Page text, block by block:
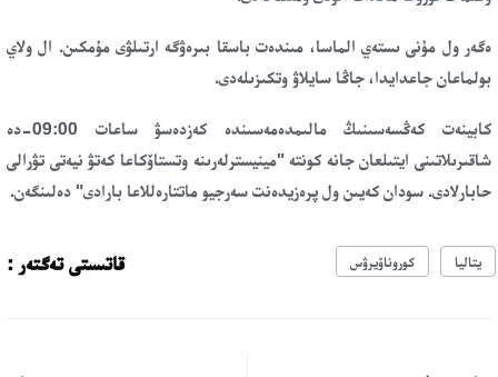
ەگەر ول مۇنى ىستەي الماسا، مىندەت باسقا بىرەۋگە ارتىلۋى مۇمكىن. ال ولاي
بولماعان جاعدايدا، جاڭا سايلاۋ وتكىزىلەدى.
كابينەت كەڭسەسىنىڭ مالىمدەمەسىندە كەزدەسۋ ساعات 09:00-دە
شاقىرىلاتىنى ايتىلعان جانە كونتە "مينيسترلەرىنە وتستاۆكاعا كەتۋ نيەتى تۋرالى
حابارلادى. سودان كەيىن ول پرەزيدەنت سەرجيو ماتتارەللاعا بارادى" دەلىنگەن.
قاتىستى تەگتەر : يتاليا كوروناۆيرۋس